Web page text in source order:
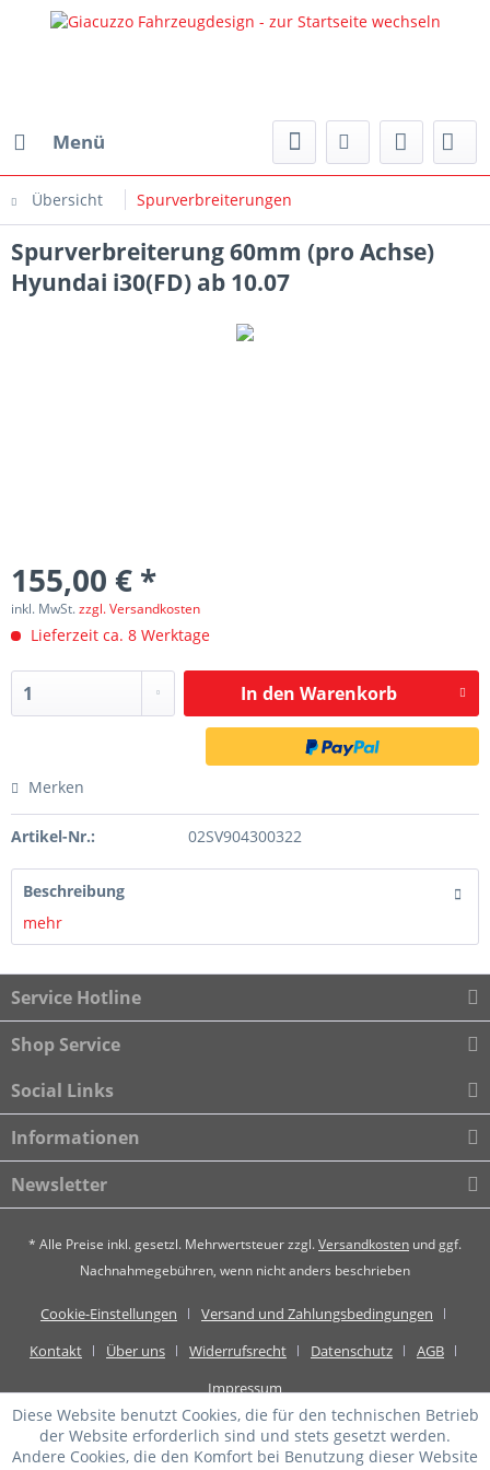
Menü
Übersicht Spurverbreiterungen
Spurverbreiterung 60mm (pro Achse)
Hyundai i30(FD) ab 10.07
155,00 € *
inkl. MwSt.zzgl. Versandkosten
Lieferzeit ca. 8 Werktage
In den Warenkorb
Merken
Artikel-Nr.: 02SV904300322
Beschreibung
mehr
Service Hotline
Shop Service
Social Links
Informationen
Newsletter
* Alle Preise inkl. gesetzl. Mehrwertsteuer zzgl.Versandkosten und ggf.
Nachnahmegebühren, wenn nicht anders beschrieben
Cookie-Einstellungen
Versand und Zahlungsbedingungen
Kontakt
Über uns Widerrufsrecht Datenschutz
AGB
Impressum
Diese Website benutzt Cookies, die für den technischen Betrieb
der Website erforderlich sind und stets gesetzt werden.
Andere Cookies, die den Komfort bei Benutzung dieser Website